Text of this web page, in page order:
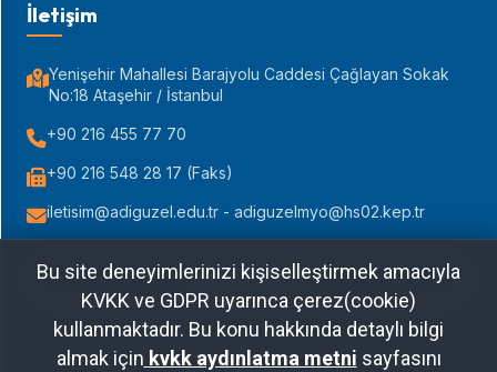
İletişim
Yenişehir Mahallesi Barajyolu Caddesi Çağlayan Sokak
No:18 Ataşehir / İstanbul
+90 216 455 77 70
+90 216 548 28 17 (Faks)
iletisim@adiguzel.edu.tr - adiguzelmyo@hs02.kep.tr
Yol Tarifi Al
Bu site deneyimlerinizi kişiselleştirmek amacıyla
KVKK ve GDPR uyarınca çerez(cookie)
kullanmaktadır. Bu konu hakkında detaylı bilgi
almak için kvkk aydınlatma metni sayfasını